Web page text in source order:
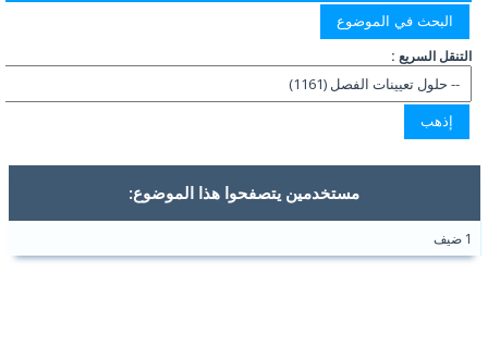
التنقل السريع :
مستخدمين يتصفحوا هذا الموضوع: